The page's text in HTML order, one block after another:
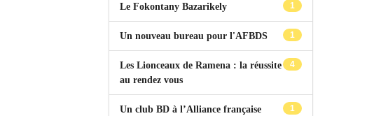
1
Le Fokontany Bazarikely
1
Un nouveau bureau pour l'AFBDS
4
Les Lionceaux de Ramena : la réussite
au rendez vous
1
Un club BD à l’Alliance française